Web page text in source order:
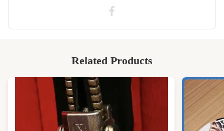
Related Products